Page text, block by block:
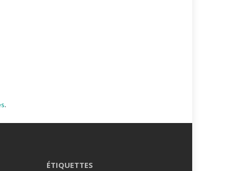
.
ÉTIQUETTES